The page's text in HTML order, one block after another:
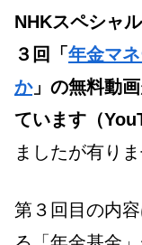
NHKスペシャ
３回「年金マ
か」の無料動画
ています（
ましたが有り
第３回目の内